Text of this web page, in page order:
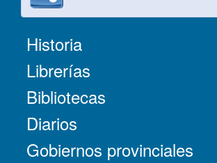
Historia
Librerías
Bibliotecas
Diarios
Gobiernos provinciales